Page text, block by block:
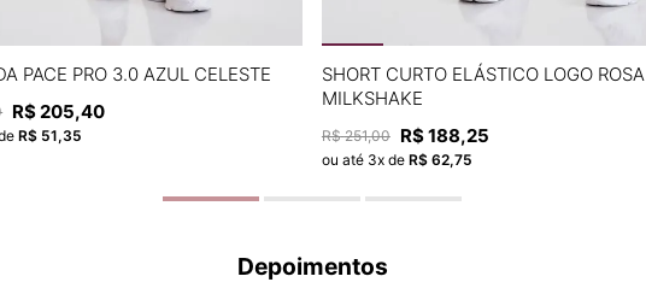
ADICIONAR À SACOLA
PACE PRO 3.0 AZUL CELESTE
R$205,40
R$ 51,35
SHORT CURTO ELÁSTICO LOGO ROSA
MILKSHAKE
R$ 251,00 R$188,25
ou até 3x de R$ 62,75
Depoimentos